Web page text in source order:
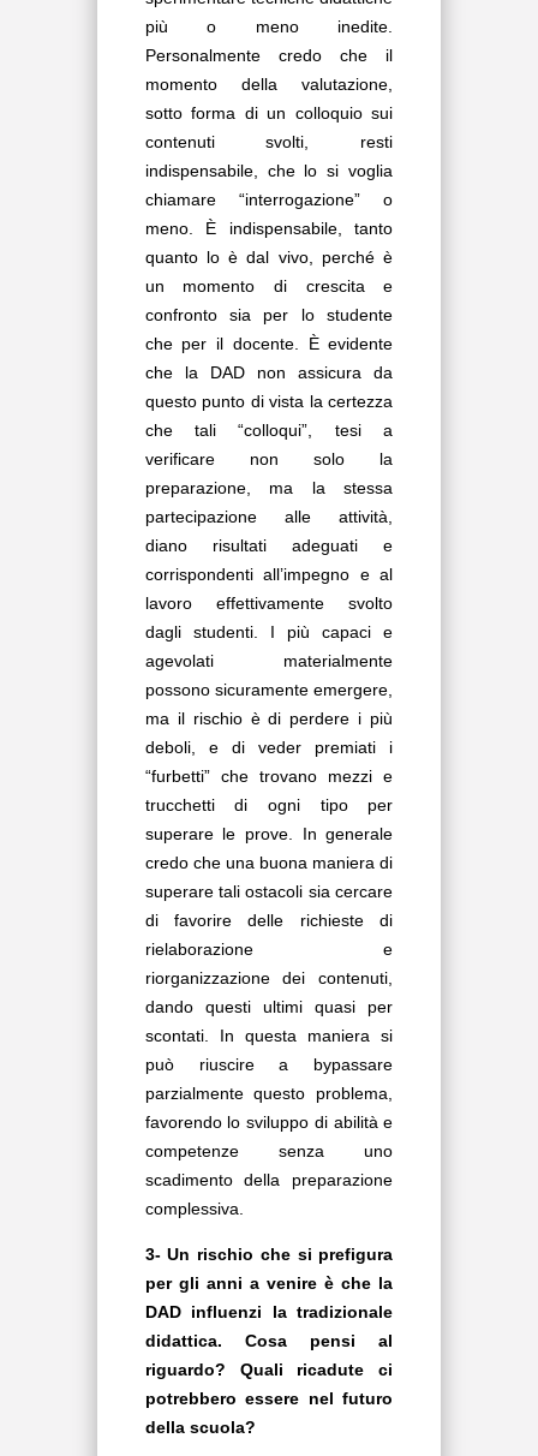
più o meno inedite.
Personalmente credo che il
momento della valutazione,
sotto forma di un colloquio sui
contenuti svolti, resti
indispensabile, che lo si voglia
chiamare “interrogazione” o
meno. È indispensabile, tanto
quanto lo è dal vivo, perché è
un momento di crescita e
confronto sia per lo studente
che per il docente. È evidente
che la DAD non assicura da
questo punto di vista la certezza
che tali “colloqui”, tesi a
verificare non solo la
preparazione, ma la stessa
partecipazione alle attività,
diano risultati adeguati e
corrispondenti all’impegno e al
lavoro effettivamente svolto
dagli studenti. I più capaci e
agevolati materialmente
possono sicuramente emergere,
ma il rischio è di perdere i più
deboli, e di veder premiati i
“furbetti” che trovano mezzi e
trucchetti di ogni tipo per
superare le prove. In generale
credo che una buona maniera di
superare tali ostacoli sia cercare
di favorire delle richieste di
rielaborazione e
riorganizzazione dei contenuti,
dando questi ultimi quasi per
scontati. In questa maniera si
può riuscire a bypassare
parzialmente questo problema,
favorendo lo sviluppo di abilità e
competenze senza uno
scadimento della preparazione
complessiva.
3- Un rischio che si prefigura
per gli anni a venire è che la
DAD influenzi la tradizionale
didattica. Cosa pensi al
riguardo? Quali ricadute ci
potrebbero essere nel futuro
della scuola?